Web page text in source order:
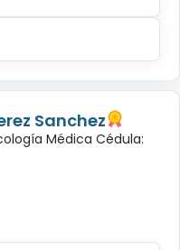
Sanchez
Médica Cédula: